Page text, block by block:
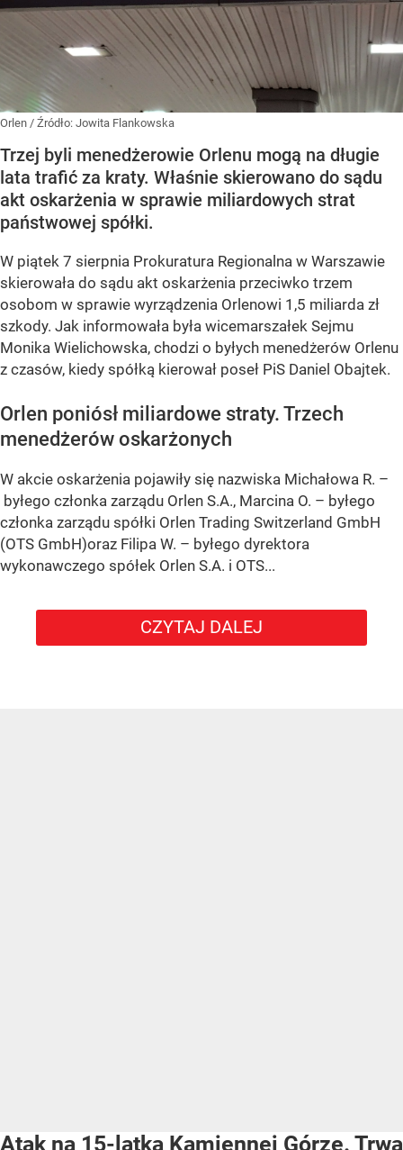
Orlen / Źródło: Jowita Flankowska
Trzej byli menedżerowie Orlenu mogą na długie
lata trafić za kraty. Właśnie skierowano do sądu
akt oskarżenia w sprawie miliardowych strat
państwowej spółki.
W piątek 7 sierpnia Prokuratura Regionalna w Warszawie
skierowała do sądu akt oskarżenia przeciwko trzem
osobom w sprawie wyrządzenia Orlenowi 1,5 miliarda zł
szkody. Jak informowała była wicemarszałek Sejmu
Monika Wielichowska, chodzi o byłych menedżerów Orlenu
z czasów, kiedy spółką kierował poseł PiS Daniel Obajtek.
Orlen poniósł miliardowe straty. Trzech
menedżerów oskarżonych
W akcie oskarżenia pojawiły się nazwiska Michałowa R. –
byłego członka zarządu Orlen S.A., Marcina O. – byłego
członka zarządu spółki Orlen Trading Switzerland GmbH
(OTS GmbH)oraz Filipa W. – byłego dyrektora
wykonawczego spółek Orlen S.A. i OTS...
CZYTAJ DALEJ
Atak na 15-latka Kamiennej Górze. Trwa